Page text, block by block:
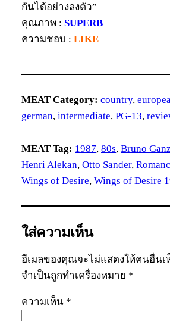
กันได้อย่างลงตัว”
คุณภาพ : SUPERB
ความชอบ : LIKE
MEAT Category: country,
german, intermediate, PG-13,
MEAT Tag: 1987, 80s, Bruno Ganz
Henri Alekan, Otto Sander,
Wings of Desire, Wings of Desire
ใส่ความเห็น
อีเมลของคุณจะไม่แสดงให้คนอื่นเ
จำเป็นถูกทำเครื่องหมาย *
ความเห็น *